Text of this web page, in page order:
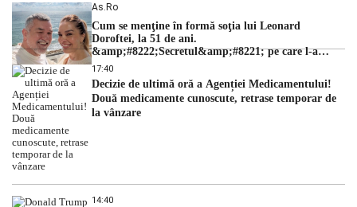
As.ro
Cum se menţine în formă soţia lui Leonard
Doroftei, la 51 de ani.
&amp;#8222;Secretul&amp;#8221; pe care l-a
dezvăluit
17:40
Decizie de ultimă oră a Agenției Medicamentului!
Două medicamente cunoscute, retrase temporar de
la vânzare
14:40